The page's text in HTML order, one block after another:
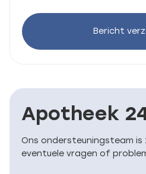
Bericht
Apotheek
Ons ondersteuningsteam is
eventuele vragen of